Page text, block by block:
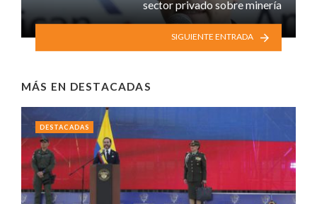
sector privado sobre minería
SIGUIENTE ENTRADA
MÁS EN DESTACADAS
DESTACADAS